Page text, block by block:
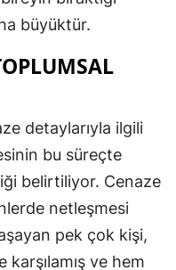
büyüktür.
detaylarıyla ilgili
bu süreçte
belirtiliyor. Cenaze
netleşmesi
pek çok kişi,
ve hem